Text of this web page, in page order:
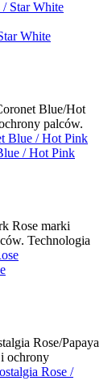
White
Blue/Hot
palców.
/ Hot Pink
Rose marki
Technologia
Rose/Papaya
ochrony